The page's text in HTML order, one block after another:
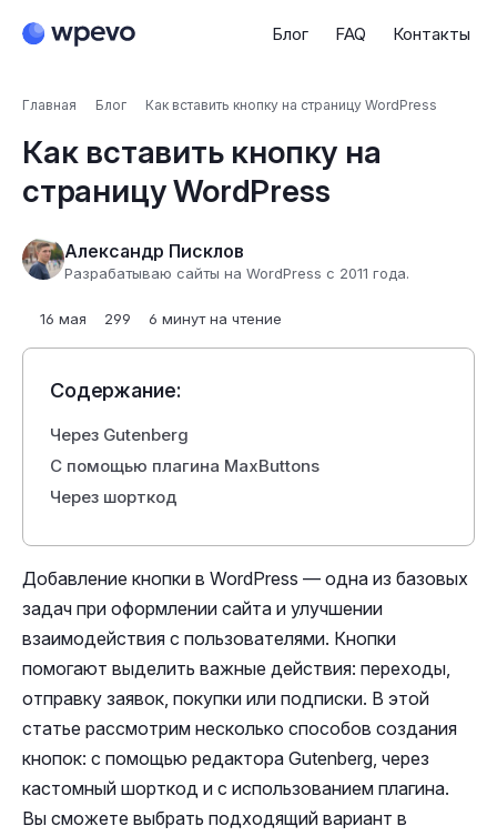
Блог FAQ Контакты
Главная Блог Как вставить кнопку на страницу WordPress
Как вставить кнопку на
страницу WordPress
Александр Писклов
Разрабатываю сайты на WordPress с 2011 года.
16 мая 299 6 минут на чтение
Добавление кнопки в WordPress — одна из базовых
задач при оформлении сайта и улучшении
взаимодействия с пользователями. Кнопки
помогают выделить важные действия: переходы,
отправку заявок, покупки или подписки. В этой
статье рассмотрим несколько способов создания
кнопок: с помощью редактора Gutenberg, через
кастомный шорткод и с использованием плагина.
Вы сможете выбрать подходящий вариант в
Содержание:
Через Gutenberg
С помощью плагина MaxButtons
Через шорткод